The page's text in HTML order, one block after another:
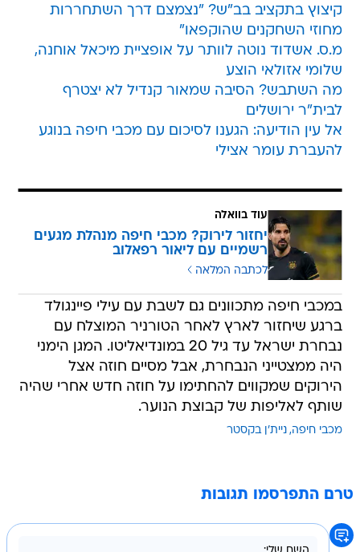
קיצוץ בתקציב בב"ש? "נצמצם דרך השתחררות
מחוזי השחקנים שהוקפאו"
מ.ס. אשדוד נוטה לוותר על אופציית מיכאל אוחנה,
שלומי אזולאי הוצע
מה השתבש? הסיבה שמאור קנדיל לא יצטרף
לבית"ר ירושלים
אל עין הודיעה: הגענו לסיכום עם מכבי חיפה בנוגע
להעברת עומר אצילי
עוד בוואלה
יחזור לירוק? מכבי חיפה מנהלת מגעים
רשמיים עם ליאור רפאלוב
לכתבה המלאה
במכבי חיפה מתכוונים גם לשבת עם עילי פיינגולד
ברגע שיחזור לארץ לאחר הטורניר המוצלח עם
נבחרת ישראל עד גיל 20 במונדיאליטו. המגן הימני
היה ממצטייני הנבחרת, אבל מסיים חוזה אצל
הירוקים שמקווים להחתימו על חוזה חדש אחרי שהיה
שותף לאליפות של קבוצת הנוער.
מכבי חיפה ניית'ן בקסטר
טרם התפרסמו תגובות